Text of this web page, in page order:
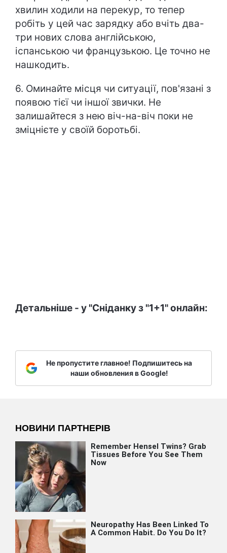
хвилин ходили на перекур, то тепер
робіть у цей час зарядку або вчіть два-
три нових слова англійською,
іспанською чи французькою. Це точно не
нашкодить.
6. Оминайте місця чи ситуації, пов'язані з
появою тієї чи іншої звички. Не
залишайтеся з нею віч-на-віч поки не
зміцнієте у своїй боротьбі.
Детальніше - у "Сніданку з "1+1" онлайн:
Не пропустите главное! Подпишитесь на
наши обновления в Google!